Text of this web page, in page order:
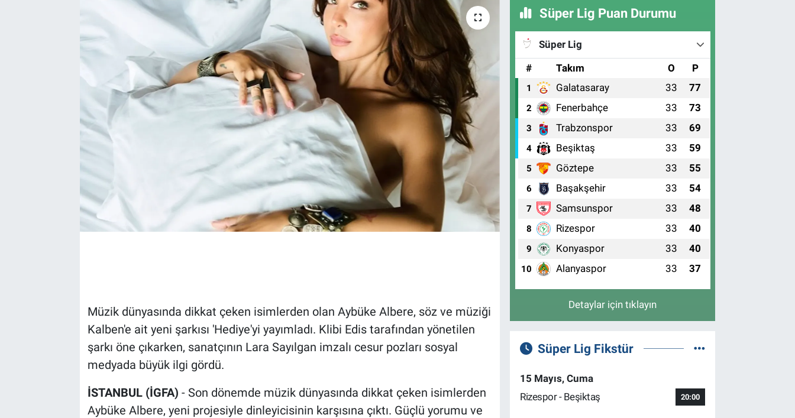
Müzik dünyasında dikkat çeken isimlerden olan Aybüke Albere, söz ve müziği
Kalben'e ait yeni şarkısı 'Hediye'yi yayımladı. Klibi Edis tarafından yönetilen
şarkı öne çıkarken, sanatçının Lara Sayılgan imzalı cesur pozları sosyal
medyada büyük ilgi gördü.
İSTANBUL (İGFA) - Son dönemde müzik dünyasında dikkat çeken isimlerden
Aybüke Albere, yeni projesiyle dinleyicisinin karşısına çıktı. Güçlü yorumu ve
Süper Lig Puan Durumu
Süper Lig
#
Takım O P
1 Galatasaray 33 77
2 Fenerbahçe 33 73
3 Trabzonspor 33 69
4 Beşiktaş 33 59
5 Göztepe 33 55
6 Başakşehir 33 54
7 Samsunspor 33 48
8 Rizespor 33 40
9 Konyaspor 33 40
10 Alanyaspor 33 37
Detaylar için tıklayın
Süper Lig Fikstür
15 Mayıs, Cuma
Rizespor - Beşiktaş
20:00